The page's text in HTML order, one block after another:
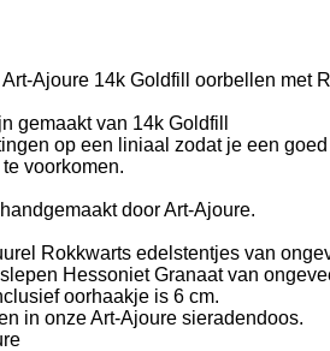
Ajoure 14k Goldfill oorbellen met
gemaakt van 14k Goldfill
op een liniaal zodat je een
voorkomen.
door Art-Ajoure.
Rokkwarts edelstentjes van
Hessoniet Granaat van
oorhaakje is 6 cm.
in onze Art-Ajoure sieradendoos.